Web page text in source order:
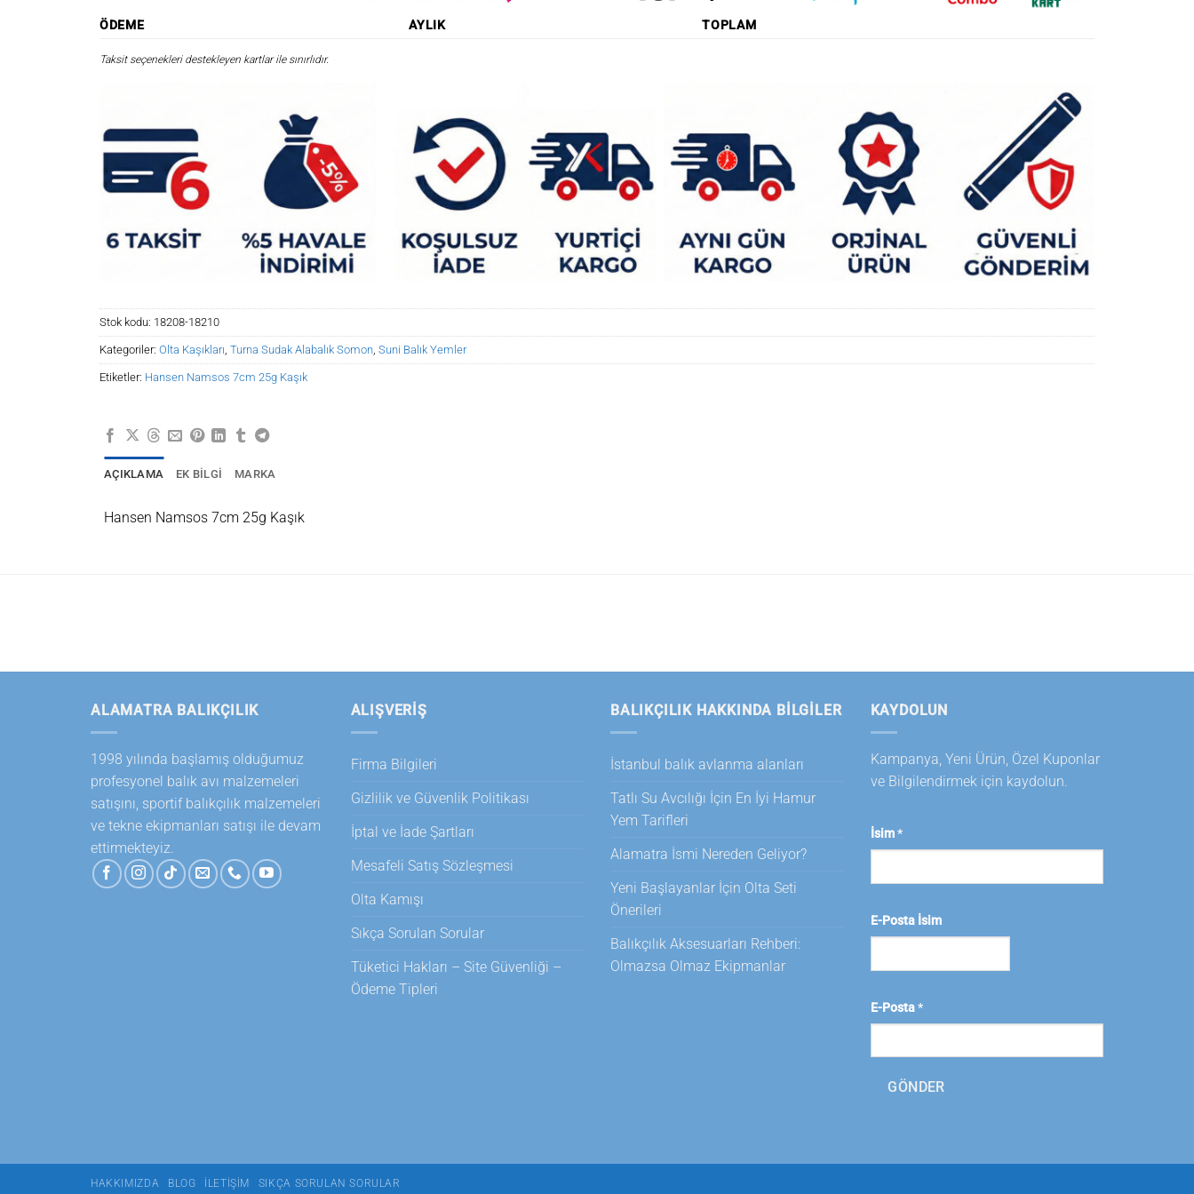
ÖDEME AYLIK TOPLAM
Taksit seçenekleri destekleyen kartlar ile sınırlıdır.
Stok kodu: 18208-18210
Kategoriler: Olta Kaşıkları Turna Sudak Alabalık Somon Suni Balık Yemler
Etiketler: Hansen Namsos 7cm 25g Kaşık
AÇIKLAMA EK BILGI MARKA
Hansen Namsos 7cm 25g Kaşık
ALAMATRA BALIKÇILIK
1998 yılında başlamış olduğumuz
profesyonel balık avı malzemeleri
satışını, sportif balıkçılık malzemeleri
ve tekne ekipmanları satışı ile devam
ettirmekteyiz.
ALIŞVERİŞ
Firma Bilgileri
Gizlilik ve Güvenlik Politikası
İptal ve İade Şartları
Mesafeli Satış Sözleşmesi
Olta Kamışı
Sıkça Sorulan Sorular
Tüketici Hakları – Site Güvenliği –
Ödeme Tipleri
BALIKÇILIK HAKKINDA BILGILER
İstanbul balık avlanma alanları
Tatlı Su Avcılığı İçin En İyi Hamur
Yem Tarifleri
Alamatra İsmi Nereden Geliyor?
Yeni Başlayanlar İçin Olta Seti
Önerileri
Balıkçılık Aksesuarları Rehberi:
Olmazsa Olmaz Ekipmanlar
KAYDOLUN
Kampanya, Yeni Ürün, Özel Kuponlar
ve Bilgilendirmek için kaydolun.
İsim*
E-Posta İsim
E-Posta*
GÖNDER
HAKKIMIZDA BLOG İLETIŞIM SIKÇA SORULAN SORULAR